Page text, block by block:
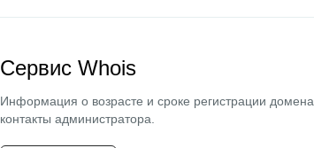
Сервис Whois
Информация о возрасте и сроке регистрации домена,
контакты администратора.